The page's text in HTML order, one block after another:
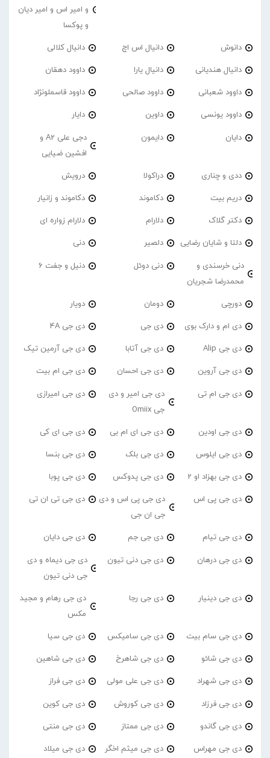
و امیر اس و امیر دیان
و پوکسا
دانوش دانیال اس اچ دانیال کلالی
دانیال هندیانی دانیال یارا داوود دهقان
داوود شعبانی داوود صالحی داوود قاسملونژاد
داوود یونسی داوین دایار
دایان دایمون
دجی علی A2 و
افشین ضیایی
ددی و چناری دراکولا درویش
دریم بیت دکاموند دکاموند و زانیار
دکتر گلاک دلارام دلارام زواره ای
دلتا و شایان رضایی دلصیر دنی
دنی خرسندی و
محمدرضا شجریان
دنی دوئل دنیل و جفت 6
دورچی دومان دویار
دی ام و دارک بوی دی جی دی جی 4A
دی جی Alip دی جی آتابا دی جی آرمین تیک
دی جی آروین دی جی احسان دی جی ام بیت
دی جی ام تی
دی جی امیر و دی
جی Omiix
دی جی امیرازی
دی جی اودین دی جی ای ام بی دی جی ای کی
دی جی ایلوس دی جی بلک دی جی بنسا
دی جی بهزاد او 2 دی جی پدوکس دی جی پوبا
دی جی پی اس
دی جی پی اس و دی
جی ان جی
دی جی تی ان تی
دی جی تیام دی جی جم دی جی دایان
دی جی درهان دی جی دنی تیون
دی جی دیماه و دی
جی دنی تیون
دی جی دینیار دی جی رجا
دی جی رهام و مجید
مکس
دی جی سام بیت دی جی سامیکس دی جی سیا
دی جی شائو دی جی شاهرخ دی جی شاهین
دی جی شهراد دی جی علی مولی دی جی فراز
دی جی فرزاد دی جی کوروش دی جی کوین
دی جی گاندو دی جی ممتاز دی جی منتی
دی جی مهراس دی جی میثم اخگر دی جی میلاد